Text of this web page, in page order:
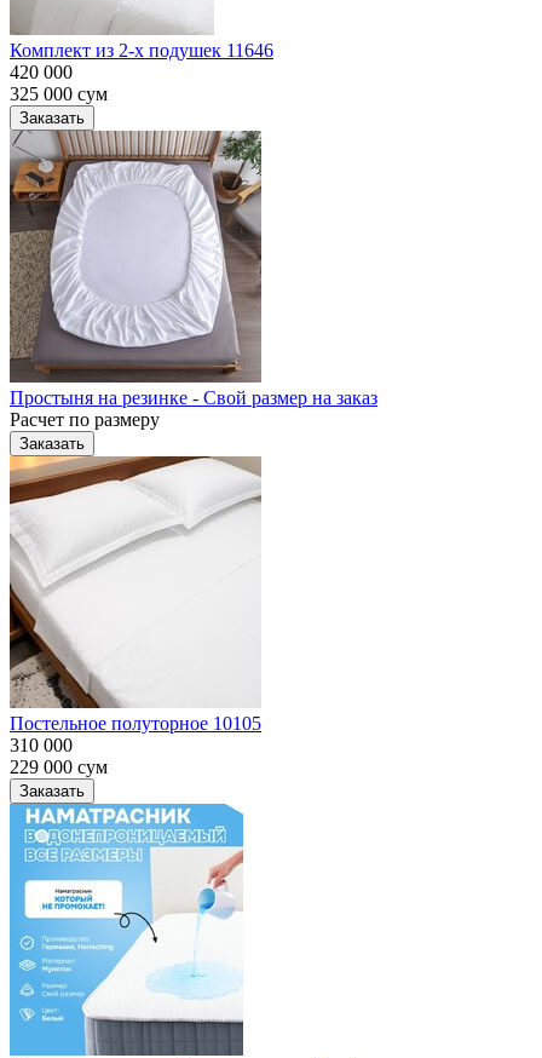
Комплект из 2-х подушек 11646
420 000
325 000 сум
Заказать
Простыня на резинке - Свой размер на заказ
Расчет по размеру
Заказать
Постельное полуторное 10105
310 000
229 000 сум
Заказать